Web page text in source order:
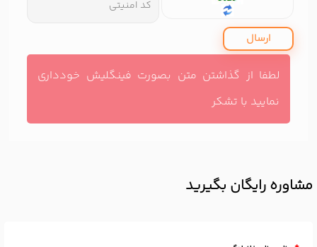
ارسال
لطفا از گذاشتن متن بصورت فینگلیش خودداری
نمایید با تشکر
مشاوره رایگان بگیرید